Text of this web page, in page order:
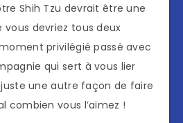
Shih Tzu devrait être une
devriez tous deux
privilégié passé avec
qui sert à vous lier
juste une autre façon de faire
combien vous l’aimez !